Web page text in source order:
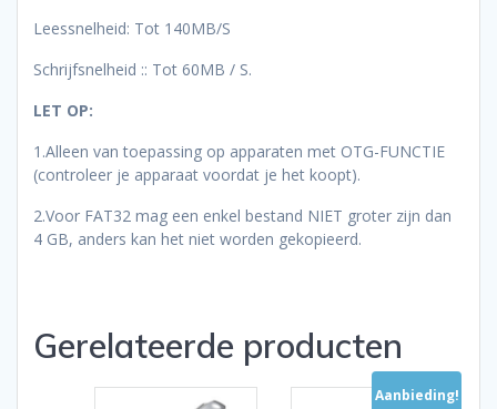
Leessnelheid: Tot 140MB/S
Schrijfsnelheid :: Tot 60MB / S.
LET OP:
1.Alleen van toepassing op apparaten met OTG-FUNCTIE
(controleer je apparaat voordat je het koopt).
2.Voor FAT32 mag een enkel bestand NIET groter zijn dan
4 GB, anders kan het niet worden gekopieerd.
Gerelateerde producten
Aanbieding!